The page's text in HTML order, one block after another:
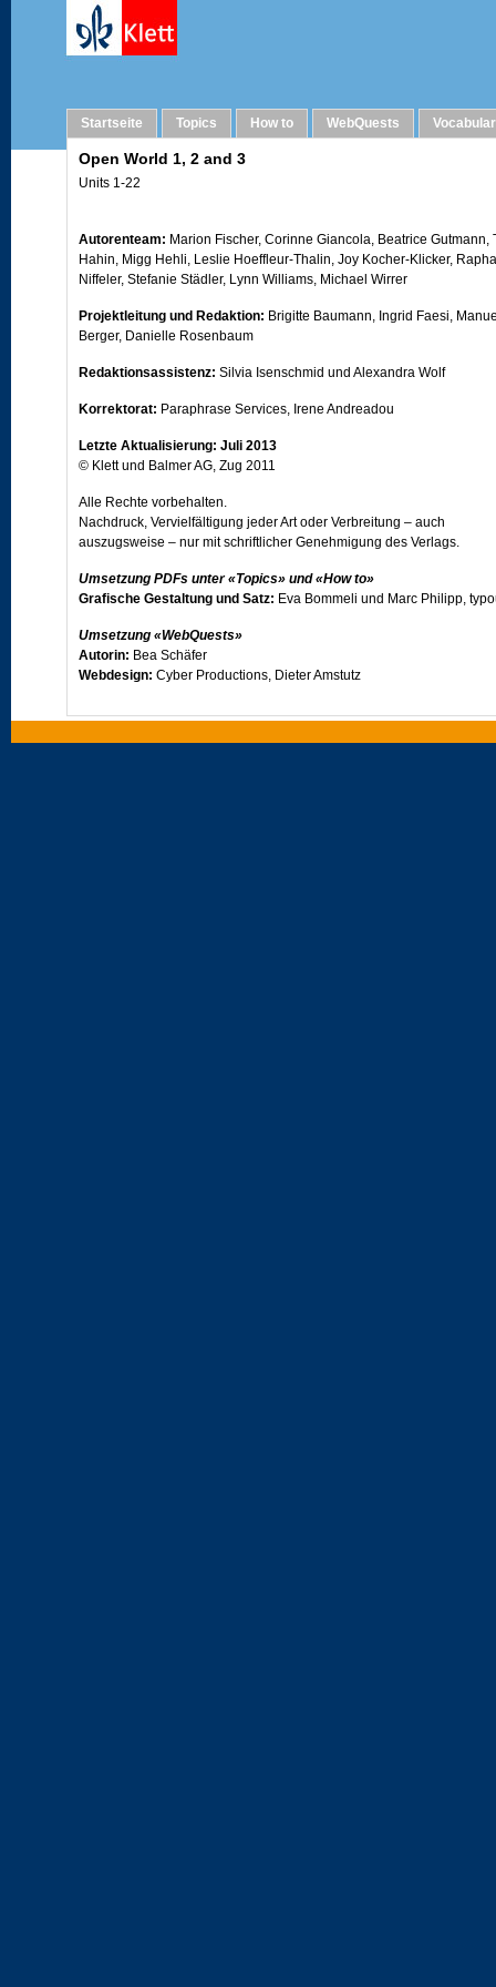
Startseite Topics How to WebQuests
Open World 1, 2 and 3
Units 1-22
Autorenteam: Marion Fischer, Corinne Giancola, Beatrice Gutmann,
Hahin, Migg Hehli, Leslie Hoeffleur-Thalin, Joy Kocher-Klicker,
Niffeler, Stefanie Städler, Lynn Williams, Michael Wirrer
Projektleitung und Redaktion: Brigitte Baumann, Ingrid Faesi,
Berger, Danielle Rosenbaum
Redaktionsassistenz: Silvia Isenschmid und Alexandra Wolf
Korrektorat: Paraphrase Services, Irene Andreadou
Letzte Aktualisierung: Juli 2013
© Klett und Balmer AG, Zug 2011
Alle Rechte vorbehalten.
Nachdruck, Vervielfältigung jeder Art oder Verbreitung – auch
auszugsweise – nur mit schriftlicher Genehmigung des Verlags.
Umsetzung PDFs unter «Topics» und «How to»
Grafische Gestaltung und Satz: Eva Bommeli und Marc Philipp,
Umsetzung «WebQuests»
Autorin: Bea Schäfer
Webdesign: Cyber Productions, Dieter Amstutz
Umsetzung «Vocabulary/PET vocabulary exercises»